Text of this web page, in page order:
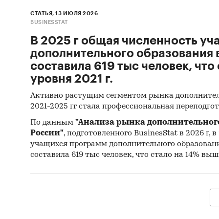
Наряду
также
При
СТАТЬЯ, 13 ИЮЛЯ 2026
BUSINESSTAT
В 2025 г общая численность
дополнительного образования
составила 619 тыс человек,
уровня 2021 г.
Активно растущим сегментом рынка
2021-2025 гг стала профессиональная
По данным "Анализа рынка
России", подготовленного BusinesStat в 2026 г,
учащихся программ дополнительного
составила 619 тыс человек, что стало на 14%